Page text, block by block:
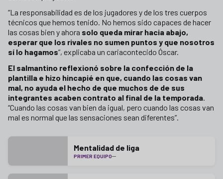
“La responsabilidad es de los jugadores y de los tres cuerpos
técnicos que hemos tenido. No hemos sido capaces de hacer
las cosas bien y ahora solo queda mirar hacia abajo,
esperar que los rivales no sumen puntos y que nosotros
sí lo hagamos”, explicaba un cariacontecido Óscar.
El salmantino reflexionó sobre la confección de la
plantilla e hizo hincapié en que, cuando las cosas van
mal, no ayuda el hecho de que muchos de de sus
integrantes acaben contrato al final de la temporada.
“Cuando las cosas van bien da igual, pero cuando las cosas van
mal es normal que las sensaciones sean diferentes”.
Mentalidad de liga
PRIMER EQUIPO